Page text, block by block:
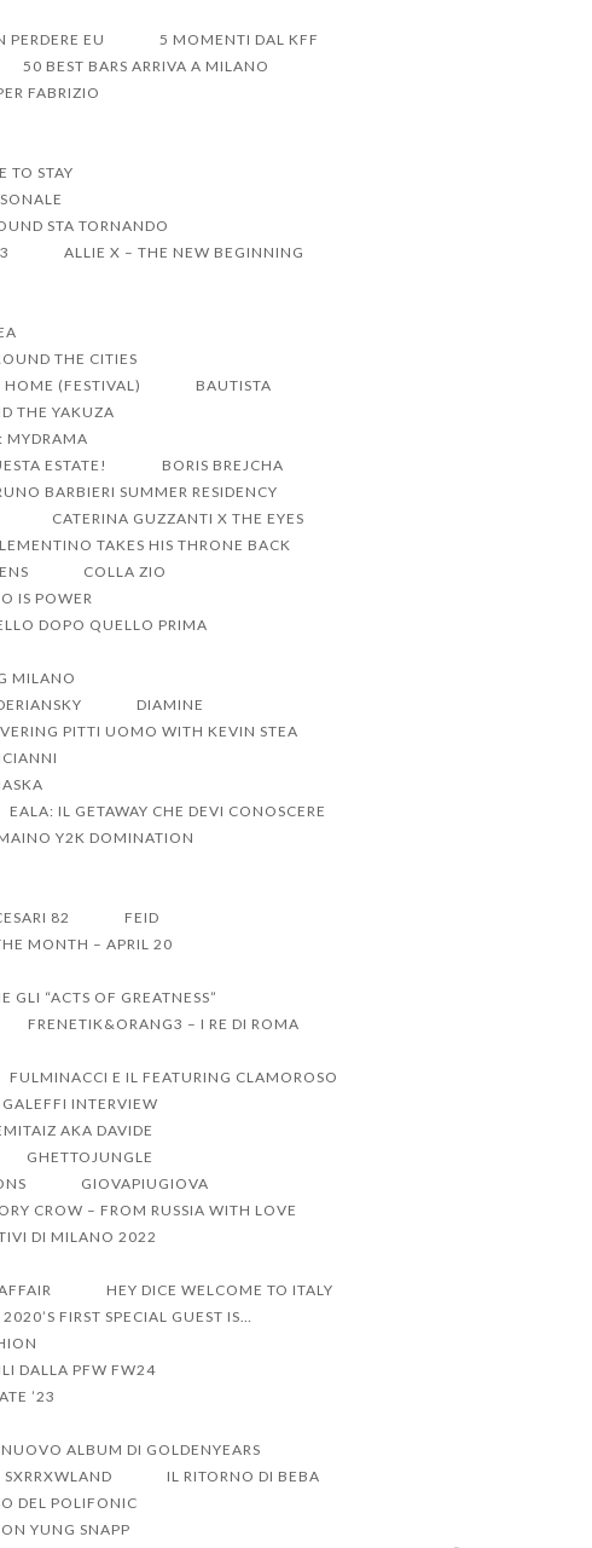
PERDERE EU
5 MOMENTI DAL KFF
50 BEST BARS ARRIVA A MILANO
FABRIZIO
TO STAY
STA TORNANDO
ALLIE X – THE NEW BEGINNING
THE CITIES
HOME (FESTIVAL)
BAUTISTA
THE YAKUZA
MYDRAMA
ESTATE!
BORIS BREJCHA
BARBIERI SUMMER RESIDENCY
CATERINA GUZZANTI X THE EYES
TAKES HIS THRONE BACK
COLLA ZIO
IS POWER
DOPO QUELLO PRIMA
MILANO
DIAMINE
PITTI UOMO WITH KEVIN STEA
EALA: IL GETAWAY CHE DEVI CONOSCERE
Y2K DOMINATION
82
FEID
MONTH – APRIL 20
GLI “ACTS OF GREATNESS”
FRENETIK&ORANG3 – I RE DI ROMA
FULMINACCI E IL FEATURING CLAMOROSO
GALEFFI INTERVIEW
AKA DAVIDE
GHETTOJUNGLE
GIOVAPIUGIOVA
CROW – FROM RUSSIA WITH LOVE
DI MILANO 2022
HEY DICE WELCOME TO ITALY
2020’S FIRST SPECIAL GUEST IS…
DALLA PFW FW24
’23
ALBUM DI GOLDENYEARS
IL RITORNO DI BEBA
DEL POLIFONIC
YUNG SNAPP